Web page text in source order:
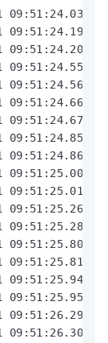
09:51:24.038
09:51:24.192
09:51:24.204
09:51:24.553
09:51:24.563
09:51:24.665
09:51:24.675
09:51:24.852
09:51:24.864
09:51:25.008
09:51:25.018
09:51:25.269
09:51:25.280
09:51:25.800
09:51:25.810
09:51:25.943
09:51:25.953
09:51:26.295
09:51:26.305